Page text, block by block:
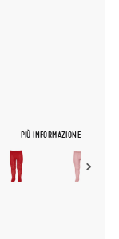
PIÙ INFORMAZIONE